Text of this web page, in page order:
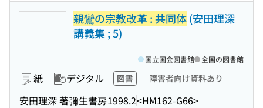
親鸞の宗教改革 : 共同体(安田理深
講義集 ; 5)
紙 デジタル 図書 障害者向け資料あり
安田理深 著彌生書房1998.2<HM162-G66>
国立国会図書館 全国の図書館